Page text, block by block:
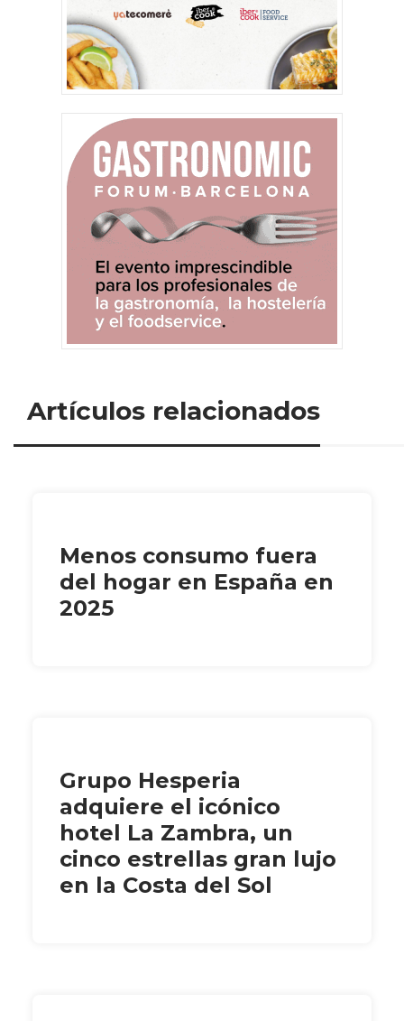
Artículos relacionados
Menos consumo fuera
del hogar en España en
2025
Grupo Hesperia
adquiere el icónico
hotel La Zambra, un
cinco estrellas gran lujo
en la Costa del Sol